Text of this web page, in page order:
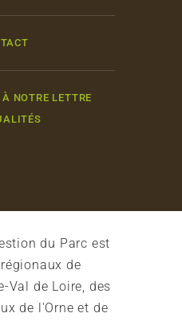
NOTRE LETTRE
du Parc est
de
Val de Loire, des
de l'Orne et de